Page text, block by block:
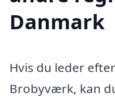
Danmark
Hvis du leder
Brobyværk, kan